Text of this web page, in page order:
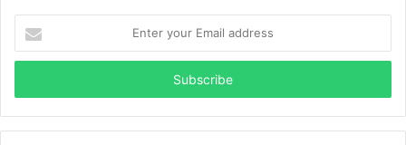
your
Email